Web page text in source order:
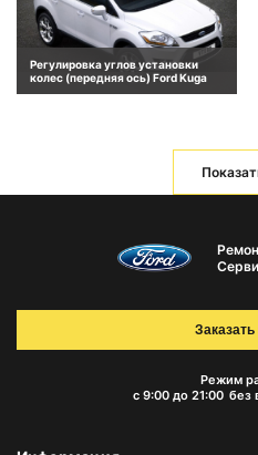
Регулировка углов установки
колес (передняя ось) Ford Kuga
Режим
с 9:00 до 21:00 без
Заказать